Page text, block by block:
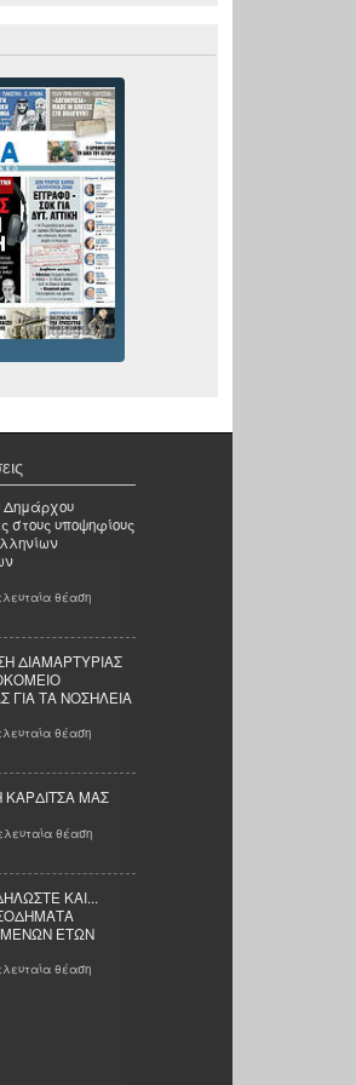
Δημάρχου
στους υποψηφίους
θέαση
ΔΙΑΜΑΡΤΥΡΙΑΣ
ΓΙΑ ΤΑ ΝΟΣΗΛΕΙΑ
θέαση
ΚΑΡΔΙΤΣΑ ΜΑΣ
θέαση
ΚΑΙ...
ΕΤΩΝ
θέαση